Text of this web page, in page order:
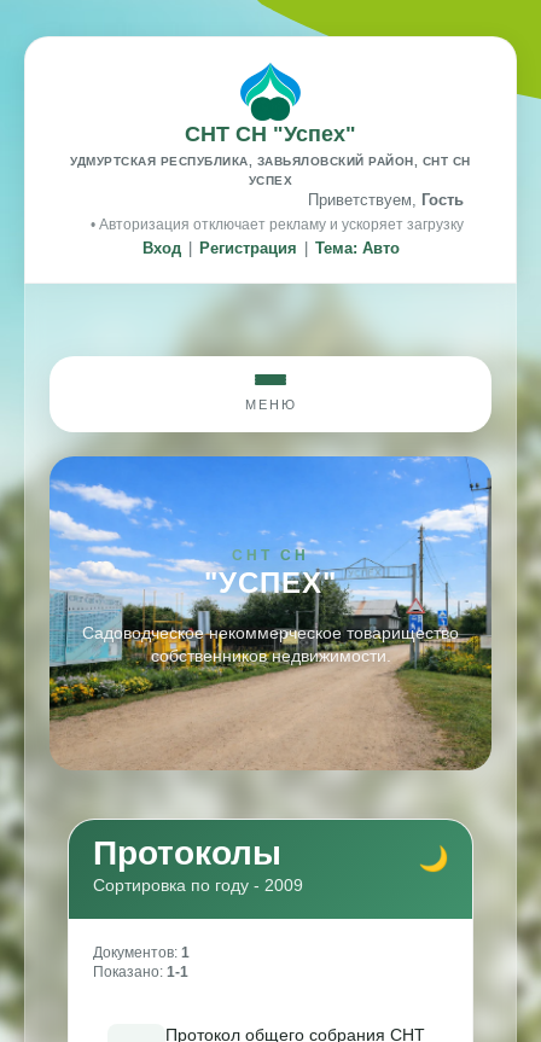
СНТ СН "Успех"
УДМУРТСКАЯ РЕСПУБЛИКА, ЗАВЬЯЛОВСКИЙ РАЙОН, СНТ СН
УСПЕХ
Приветствуем, Гость
• Авторизация отключает рекламу и ускоряет загрузку
Вход Регистрация Тема: Авто
МЕНЮ
СНТ СН
"УСПЕХ"
Садоводческое некоммерческое товарищество
собственников недвижимости.
Протоколы
Сортировка по году - 2009
Документов: 1
Показано: 1-1
Протокол общего собрания СНТ